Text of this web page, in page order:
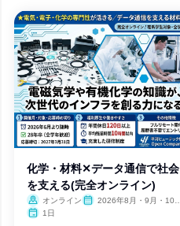
化学・材料✕データ通信で社会
を支える(完全オンライン)
オンライン
2026年8月・9月・10
1日